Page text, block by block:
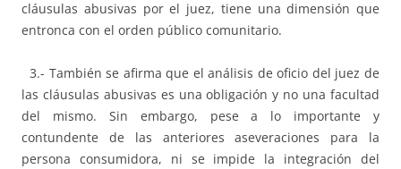
cláusulas abusivas por el juez, tiene una dimensión que
entronca con el orden público comunitario.
3.- También se afirma que el análisis de oficio del juez de
las cláusulas abusivas es una obligación y no una facultad
del mismo. Sin embargo, pese a lo importante y
contundente de las anteriores aseveraciones para la
persona consumidora, ni se impide la integración del